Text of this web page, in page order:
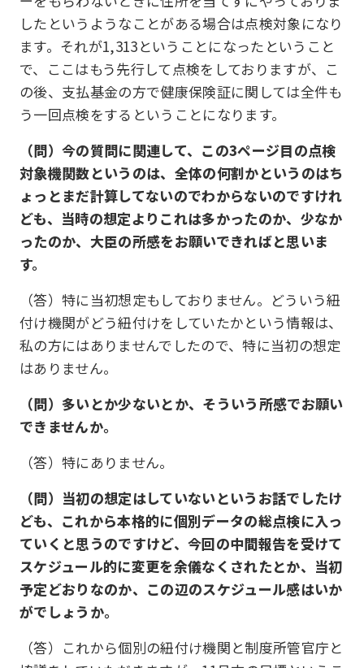
したというようなことがある場合は点検対象になり
ます。それが1,313ということになったということ
で、ここはもう先行して点検をしておりますが、こ
の後、支払基金の方で健康保険証に関しては全件も
う一回点検をするということになります。
（問）今の質問に関連して、この3ページ目の点検
対象機関数というのは、全体の何割かというのはち
ょっとまだ計算してないのでわからないのですけれ
ども、当時の想定よりこれは多かったのか、少なか
ったのか、大臣の所感をお願いできればと思いま
す。
（答）特に当初想定もしておりません。どういう紐
付け機関がどう紐付けをしていたかという情報は、
私の方にはありませんでしたので、特に当初の想定
はありません。
（問）多いとか少ないとか、そういう所感でお願い
できませんか。
（答）特にありません。
（問）当初の想定はしていないというお話でしたけ
ども、これから本格的に個別データの総点検に入っ
ていくと思うのですけど、今回の中間報告を受けて
スケジュール的に変更を余儀なくされたとか、当初
予定どおりなのか、この辺のスケジュール感はいか
がでしょうか。
（答）これから個別の紐付け機関と制度所管官庁と